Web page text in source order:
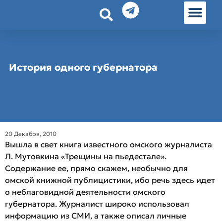
История одного губернатора
20 Декабря, 2010
Вышла в свет книга известного омского журналиста
Л. Мутовкина «Трещины на пьедестале».
Содержание ее, прямо скажем, необычно для
омской книжной публицистики, ибо речь здесь идет
о неблаговидной деятельности омского
губернатора. Журналист широко использовал
информацию из СМИ, а также описал личные